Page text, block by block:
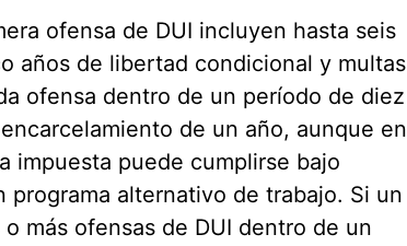
ofensa de DUI incluyen hasta seis
años de libertad condicional y multas
ofensa dentro de un período de diez
de un año, aunque en
impuesta puede cumplirse bajo
alternativo de trabajo. Si un
más ofensas de DUI dentro de un